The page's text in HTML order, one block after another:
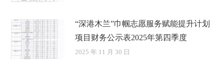
“深港木兰”巾帼志愿服务赋能提升计划
项目财务公示表2025年第四季度
2025 年 11 月 30 日